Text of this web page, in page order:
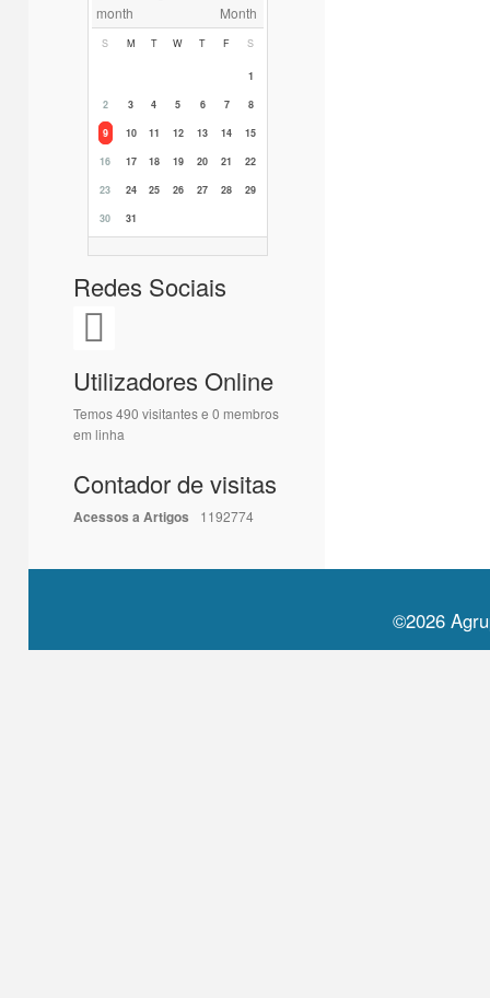
S M T W T F S
1
2
3 4 5 6 7
8
9
10 11 12 13 14
15
16
17 18 19 20 21
22
23
24 25 26 27 28
29
30
31
Redes Sociais
Utilizadores Online
Temos 490 visitantes e 0 membros
em linha
Contador de visitas
Acessos a Artigos 1192774
©2026